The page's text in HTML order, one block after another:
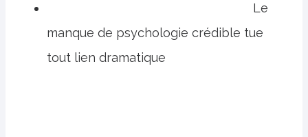
Le
manque de psychologie crédible tue
tout lien dramatique